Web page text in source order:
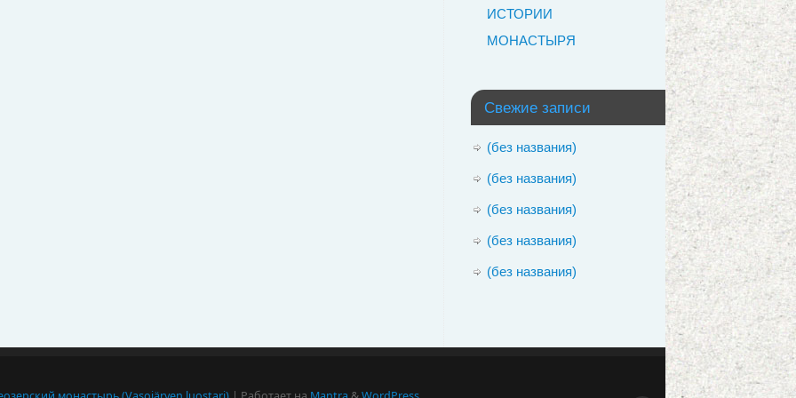
ИСТОРИИ
МОНАСТЫРЯ
Свежие записи
(без названия)
(без названия)
(без названия)
(без названия)
(без названия)